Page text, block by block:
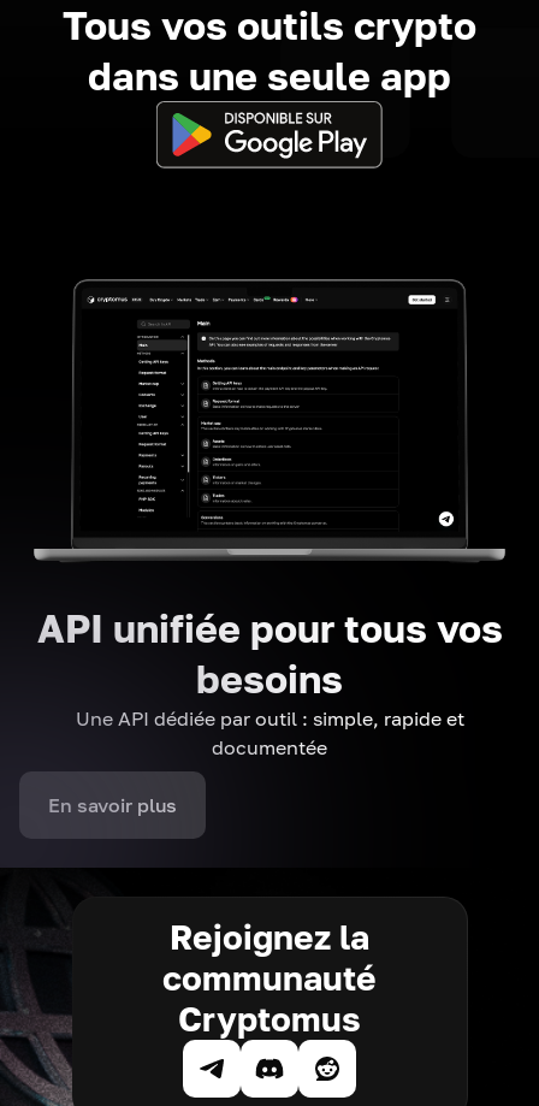
Tous vos outils crypto
dans une seule app
API unifiée pour tous vos
besoins
Une API dédiée par outil : simple, rapide et
documentée
En savoir plus
Rejoignez la
communauté
Cryptomus